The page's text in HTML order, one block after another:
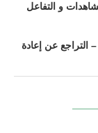
و التفاعل
التراجع عن إعادة